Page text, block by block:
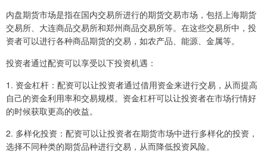
内盘期货市场是指在国内交易所进行的期货交易市场，包括上海期货
交易所、大连商品交易所和郑州商品交易所等。在这些交易所中，投
资者可以进行各种商品期货的交易，如农产品、能源、金属等。
投资者通过配资可以享受以下投资机遇：
1. 资金杠杆：配资可以让投资者通过借用资金来进行交易，从而提高
自己的资金利用率和交易规模。资金杠杆可以让投资者在市场行情好
的时候获取更高的收益。
2. 多样化投资：配资可以让投资者在期货市场中进行多样化的投资，
选择不同种类的期货品种进行交易，从而降低投资风险。